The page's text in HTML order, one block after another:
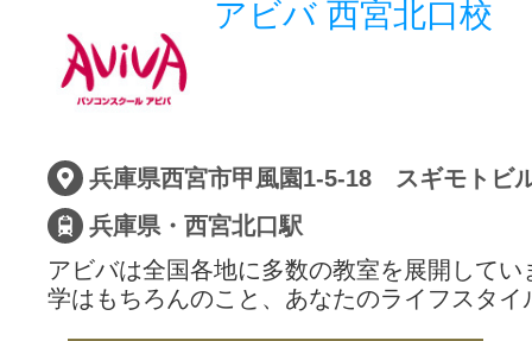
アビバ 西宮北口校
兵庫県西宮市甲風園1-5-18 スギモトビ
兵庫県・西宮北口駅
アビバは全国各地に多数の教室を展開してい
学はもちろんのこと、あなたのライフスタ